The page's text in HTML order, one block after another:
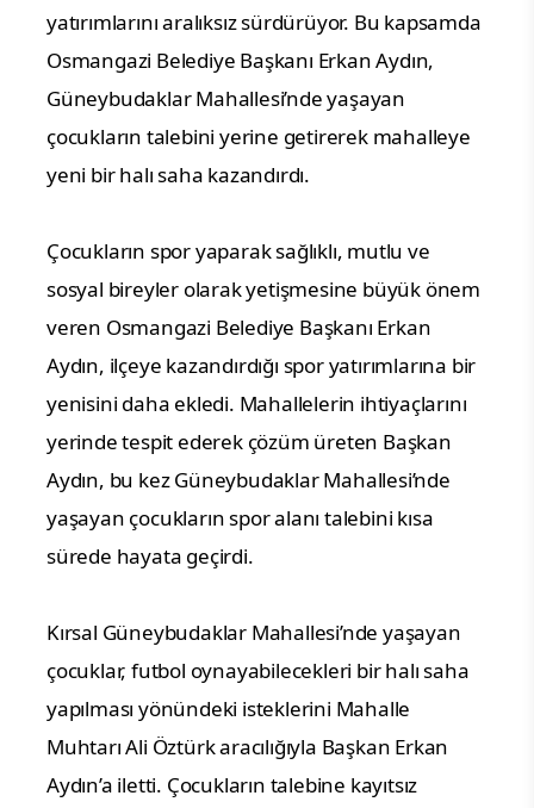
yatırımlarını aralıksız sürdürüyor. Bu kapsamda
Osmangazi Belediye Başkanı Erkan Aydın,
Güneybudaklar Mahallesi’nde yaşayan
çocukların talebini yerine getirerek mahalleye
yeni bir halı saha kazandırdı.
Çocukların spor yaparak sağlıklı, mutlu ve
sosyal bireyler olarak yetişmesine büyük önem
veren Osmangazi Belediye Başkanı Erkan
Aydın, ilçeye kazandırdığı spor yatırımlarına bir
yenisini daha ekledi. Mahallelerin ihtiyaçlarını
yerinde tespit ederek çözüm üreten Başkan
Aydın, bu kez Güneybudaklar Mahallesi’nde
yaşayan çocukların spor alanı talebini kısa
sürede hayata geçirdi.
Kırsal Güneybudaklar Mahallesi’nde yaşayan
çocuklar, futbol oynayabilecekleri bir halı saha
yapılması yönündeki isteklerini Mahalle
Muhtarı Ali Öztürk aracılığıyla Başkan Erkan
Aydın’a iletti. Çocukların talebine kayıtsız